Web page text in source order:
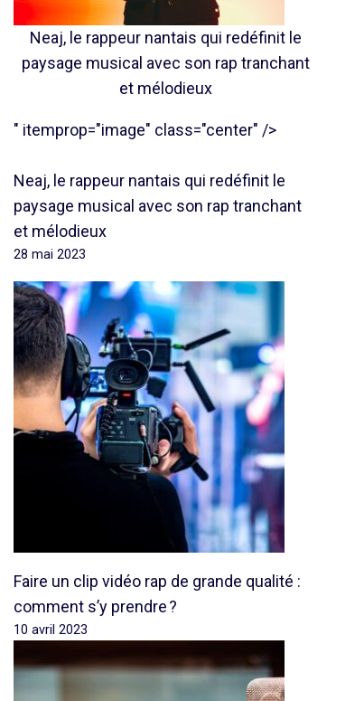
Neaj, le rappeur nantais qui redéfinit le
paysage musical avec son rap tranchant
et mélodieux
" itemprop="image" class="center" />
Neaj, le rappeur nantais qui redéfinit le
paysage musical avec son rap tranchant
et mélodieux
28 mai 2023
Faire un clip vidéo rap de grande qualité :
comment s’y prendre ?
10 avril 2023